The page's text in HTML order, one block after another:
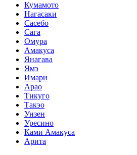
Кумамото
Нагасаки
Сасебо
Сага
Омура
Амакуса
Янагава
Ямэ
Имари
Арао
Тикуго
Такэо
Унзен
Уресино
Ками Амакуса
Арита